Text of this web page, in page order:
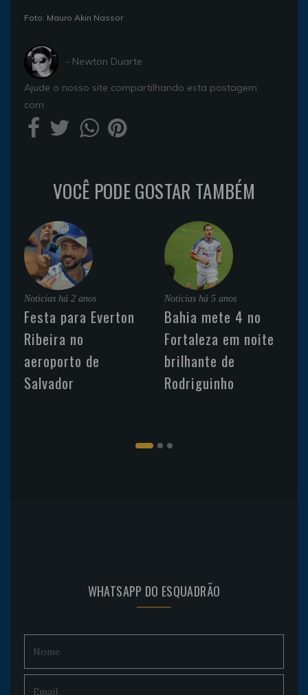
Foto: Mauro Akin Nassor
- Newton Duarte
Ajude o nosso site compartilhando esta postagem
com
VOCÊ PODE GOSTAR TAMBÉM
Noticias há 2 anos
Festa para Everton
Ribeira no
aeroporto de
Salvador
Noticias há 5 anos
Bahia mete 4 no
Fortaleza em noite
brilhante de
Rodriguinho
WHATSAPP DO ESQUADRÃO